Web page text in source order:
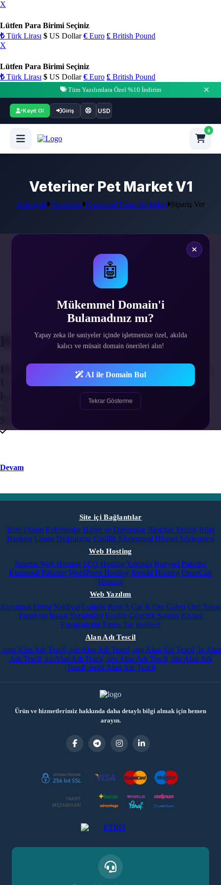
X
Lütfen Para Birimi Seçiniz
₺Türk Lirası $ US Dollar € Euro £ British Pound
X
Lütfen Para Birimi Seçiniz
₺Türk Lirası $ US Dollar € Euro £ British Pound
Tüm Yazılımlara Özel %10 İndirim
Kayıt Ol Giriş USD
0
Veteriner Pet Market V1
Anasayfa Yazılımlar Kurumsal Firma Scriptleri Sipariş Ver
🤖
Mükemmel Domain'i
Bulamadınız mı?
Yapay zeka ile saniyeler içinde işletmenize özel, akılda
kalıcı ve müsait domain önerileri alın!
AI ile Domain Bul
Tekrar Gösterme
Alan Adı Belirle
3
Web Hosting Belirle
4
Ek Hizmetler
5
Hizmet Süresi Seçimi
Hizmetinizin yenilenme periyodunu seçin.
Uzun süreli alımlarda indirim fırsatını
$31.51
Devam
Site içi Bağlantılar
Bize Ulaşın Referanslar Haber ve Duyurular Blog'tan Yazılar Bilgi
Bankası Lisans Doğrulama Gizlilik Sözleşmesi Hizmet Sözleşmesi
Web Hosting
Sınırsız Web Hosting SEO Hosting Yakında Bireysel Paketler
Kurumsal Paketler WordPress Hosting Joomla Hosting OpenCart
Hosting
Web Yazılım
Kurumsal Firma Nakliyat Lojistik Rent A Car & Oto Galeri Otel Salon
Pansiyon İnşaat Yazılımları Kuaför Güzellik Salonu Kişisel
Fotografçılık Firma Tur Rehberi
Alan Adı Tescil
.com Alan Adı Tescil .net Alan Adı Tescil .org Alan Adı Tescil .in Alan
Adı Tescil .co Alan Adı Tescil .pro Alan Adı Tescil .site Alan Adı
Tescil .mobi Alan Adı Tescil
Ürün ve hizmetlerimiz hakkında daha detaylı bilgi almak için hemen
arayın.